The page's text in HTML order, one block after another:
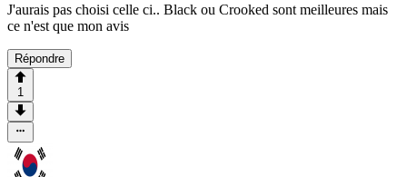
J'aurais pas choisi celle ci.. Black ou Crooked sont meilleures mais
ce n'est que mon avis
Répondre
1